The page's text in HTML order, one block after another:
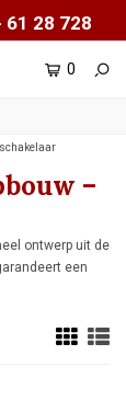
61 28 728
0
–
ontwerp uit de
een